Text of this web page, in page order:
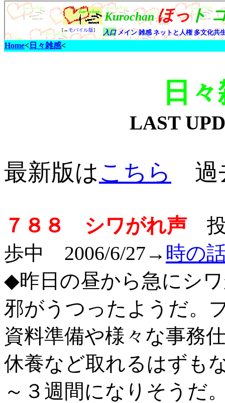
Home< 日々雑感<
日
LAST
最新版はこちら 過
７８８ シワがれ声 投
歩中 2006/6/27 → 時の
◆昨日の昼から急にシ
邪がうつったようだ。
資料準備や様々な事務
休養など取れるはずも
～３週間になりそうだ